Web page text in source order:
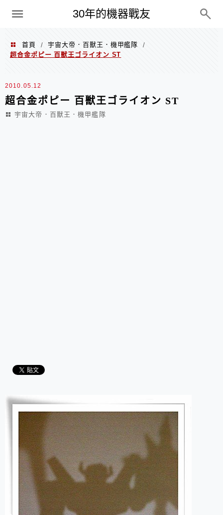
30年的機器戰友
PC
首頁 / 宇宙大帝．百獸王．機甲艦隊
/
超合金ポピー 百獣王ゴライオン ST
2010.05.12
超合金ポピー 百獣王ゴライオン ST
宇宙大帝．百獸王．機甲艦隊